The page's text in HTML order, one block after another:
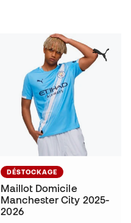
DÉSTOCKAGE
Maillot Domicile
Manchester City 2025-
2026